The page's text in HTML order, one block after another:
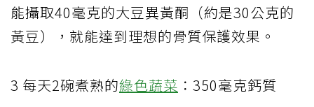
能攝取40毫克的大豆異黃酮（約是30公克的
黃豆），就能達到理想的骨質保護效果。
3 每天2碗煮熟的綠色蔬菜 ：350毫克鈣質